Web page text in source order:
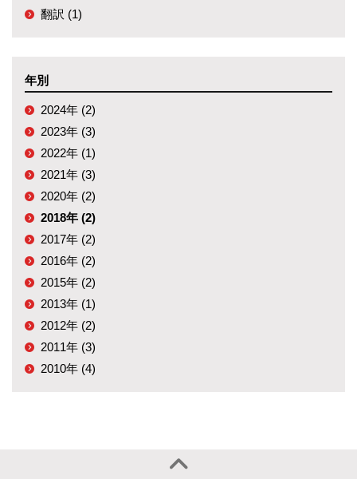
翻訳 (1)
年別
2024年 (2)
2023年 (3)
2022年 (1)
2021年 (3)
2020年 (2)
2018年 (2)
2017年 (2)
2016年 (2)
2015年 (2)
2013年 (1)
2012年 (2)
2011年 (3)
2010年 (4)